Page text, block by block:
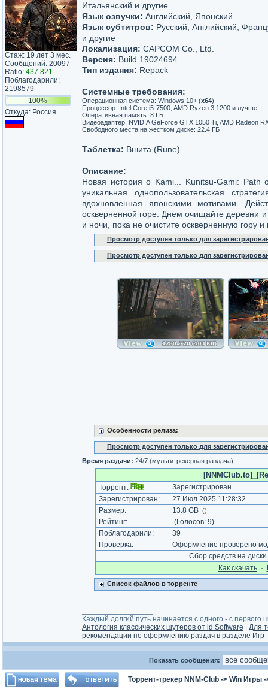
Стаж: 19 лет 3 мес.
Сообщений: 20097
Ratio: 437.821
Поблагодарили:
2198579
100%
Откуда: Россия
Итальянский и другие
Язык озвучки: Английский, Японский
Язык субтитров: Русский, Английский,
и другие
Локализация: CAPCOM Co., Ltd.
Версия: Build 19024694
Тип издания: Repack
Системные требования:
Операционная система: Windows 10+ (x64)
Процессор: Intel Core i5-7500, AMD Ryzen 3 1200 и лучше
Оперативная память: 8 ГБ
Видеоадаптер: NVIDIA GeForce GTX 1050 Ti, AMD Radeon
Свободного места на жестком диске: 22.4 ГБ
Таблетка: Вшита (Rune)
Описание:
Новая история о Kami... Kunitsu-Gami: Path
уникальная однопользовательская
вдохновленная японскими мотивами.
оскверненной горе. Днем очищайте деревни
и ночи, пока не очистите оскверненную гору
Просмотр доступен только для
Просмотр доступен только для
Особенности релиза:
Просмотр доступен только для
Время раздачи: 24/7 (мультитрекерная раздача)
Торрент:
Зарегистрирован
Зарегистрирован:
27 Июл 2025 11:28:32
Размер:
13.8 GB ()
Рейтинг: (Голосов: 9)
Поблагодарили:
39
Проверка:
Оформление проверено
Сбор средств на
Как cкачать·
Список файлов в торренте
Каждый долгий путь начинается с одного - с первого
Антология классических шутеров от id Software
Для
рекомендации по оформлению раздач в разделе Игр
Показать сообщения:
Торрент-трекер NNM-Club -> Win Игры